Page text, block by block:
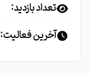
تعداد بازدید:
آخرین فعالیت: